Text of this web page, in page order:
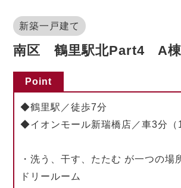
新築一戸建て
南区 鶴里駅北Part4 A棟
Point
◆鶴里駅／徒歩7分
◆イオンモール新瑞橋店／車3分（
・洗う、干す、たたむ が一つの場
ドリールーム